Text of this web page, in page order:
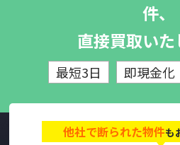
件、
直接買取いた
最短3日 即現金化
他社で断られた物件も